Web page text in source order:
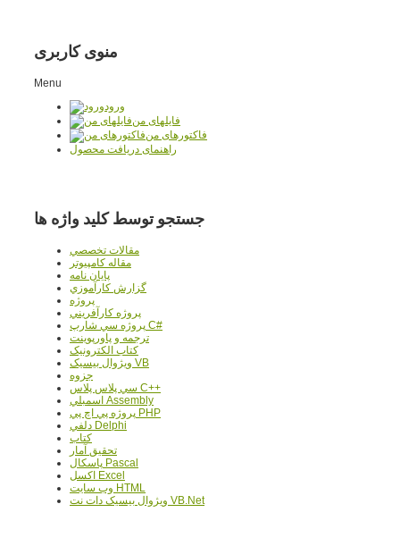
منوی کاربری
Menu
ورود
فایلهای من
فاکتورهای من
راهنمای دریافت محصول
جستجو توسط کلید واژه ها
مقالات تخصصي
مقاله کامپیوتر
پایان نامه
گزارش کارآموزي
پروژه
پروژه کارآفريني
پروژه سي شارپ C#
ترجمه و پاورپوينت
کتاب الکترونيک
ويژوال بيسيک VB
جزوه
سي پلاس پلاس C++
اسمبلي Assembly
پروژه پي اچ پي PHP
دلفي Delphi
کتاب
تحقيق آمار
پاسکال Pascal
اکسل Excel
وب سايت HTML
ويژوال بيسيک دات نت VB.Net